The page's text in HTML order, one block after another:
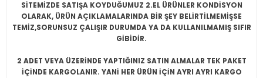
SİTEMİZDE SATIŞA KOYDUĞUMUZ 2.EL ÜRÜNLER KONDİSYON
OLARAK, ÜRÜN AÇIKLAMALARINDA BİR ŞEY BELİRTİLMEMİŞSE
TEMİZ,SORUNSUZ ÇALIŞIR DURUMDA YA DA KULLANILMAMIŞ SIFIR
GİBİDİR.
2 ADET VEYA ÜZERİNDE YAPTIĞINIZ SATIN ALMALAR TEK PAKET
İÇİNDE KARGOLANIR. YANİ HER ÜRÜN İÇİN AYRI AYRI KARGO